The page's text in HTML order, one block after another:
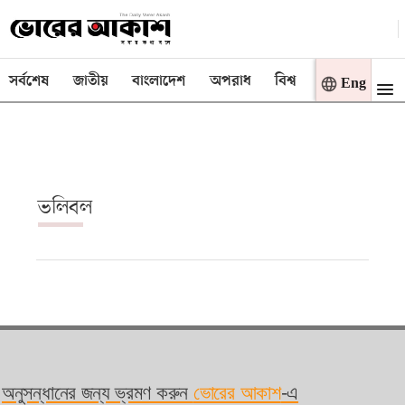
সর্বশেষ জাতীয় বাংলাদেশ অপরাধ বিশ্ব বাণিজ্য
Eng
ই-
পেপার
রাজনীতি
ভলিবল
অনুসন্ধানের জন্য ভ্রমণ করুনভোরের আকাশ-এ